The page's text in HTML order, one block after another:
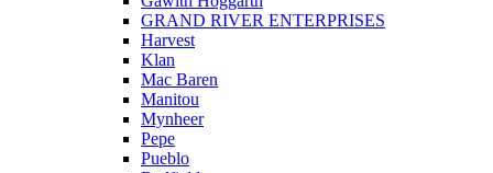
GRAND RIVER ENTERPRISES
Harvest
Klan
Mac Baren
Manitou
Mynheer
Pepe
Pueblo